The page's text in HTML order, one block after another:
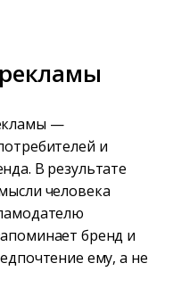
—
и
В результате
человека
бренд и
ему, а не